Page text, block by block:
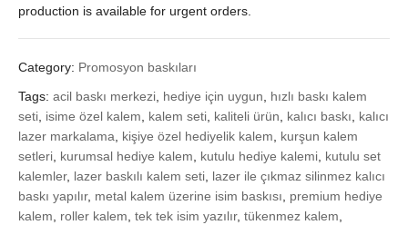
production is available for urgent orders.
Category: Promosyon baskıları
Tags: acil baskı merkezi hediye için uygun
hızlı baskı kalem
seti isime özel kalem kalem seti kaliteli ürün kalıcı baskı
kalıcı
lazer markalama
kişiye özel hediyelik kalem
kurşun kalem
setleri kurumsal hediye kalem kutulu hediye kalemi kutulu set
kalemler, lazer baskılı kalem seti lazer ile çıkmaz silinmez kalıcı
baskı yapılır, metal kalem üzerine isim baskısı
premium hediye
kalem
roller kalem tek tek isim yazılır, tükenmez kalem